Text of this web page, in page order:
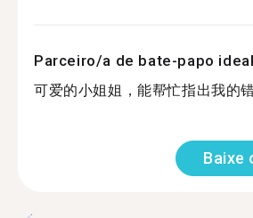
Parceiro/a de bate-papo ideal
可爱的小姐姐，能帮忙指出我的
Baixe